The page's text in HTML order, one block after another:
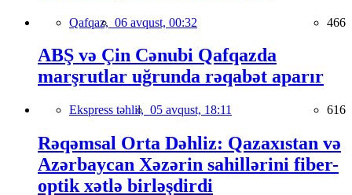
Qafqaz, 06 avqust, 00:32 466
ABŞ və Çin Cənubi Qafqazda
marşrutlar uğrunda rəqabət aparır
Ekspress təhlil, 05 avqust, 18:11 616
Rəqəmsal Orta Dəhliz: Qazaxıstan və
Azərbaycan Xəzərin sahillərini fiber-
optik xətlə birləşdirdi